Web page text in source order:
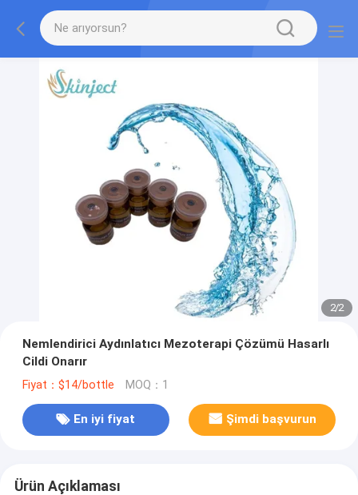
2/2
Nemlendirici Aydınlatıcı Mezoterapi Çözümü Hasarlı
Cildi Onarır
Fiyat：$14/bottle MOQ：1
En iyi fiyat Şimdi başvurun
Ürün Açıklaması